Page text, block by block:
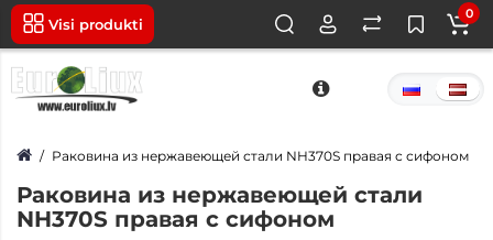
Visi produkti
0
Раковина из нержавеющей стали NH370S правая с сифоном
Раковина из нержавеющей стали
NH370S правая с сифоном